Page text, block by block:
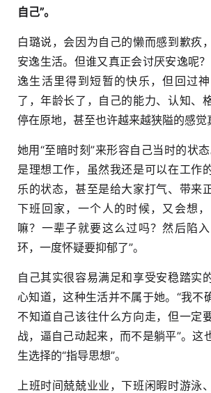
自己”。
白璐说，会因为自己的懒而感到歉疚
安逸生活。但谁又真正会讨厌安逸呢
逸生活里得到短暂的快乐，但回过
了，年龄长了，自己的能力、认知、
停在原地，甚至也许越来越狭隘的感觉
她用“至暗时刻”来形容自己当时的状
是理想工作，虽然我还是可以在工作
乐的状态，甚至是给大家打气、带来
下班回家，一个人的时候，又会想
嘛？一辈子就要这么过吗？然后陷
环，一度怀疑要抑郁了”。
自己其实很容易满足和享受安稳踏实
心知道，这种生活并不属于她。“我不
不知道自己该往什么方向走，但一定
战，逼自己动起来，而不是躺平”。这
生选择的“指导思想”。
上班时间兢兢业业，下班闲暇时游泳